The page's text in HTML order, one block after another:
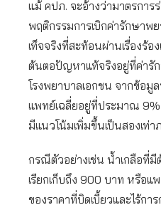
แม้ คปภ. จะอ้างว่ามาตรกา
พฤติกรรมการเบิกค่ารักษาพ
เท็จจริงที่สะท้อนผ่านเรื่องร้อ
ต้นตอปัญหาแท้จริงอยู่ที่ค่ารั
โรงพยาบาลเอกชน จากข้อมู
แพทย์เฉลี่ยอยู่ที่ประมาณ
มีแนวโน้มเพิ่มขึ้นเป็นสองเท่า
กรณีตัวอย่างเช่น น้ำเกลือที่
เรียกเก็บถึง 900 บาท หรือแ
ของราคาที่บิดเบี้ยวและไร้ก